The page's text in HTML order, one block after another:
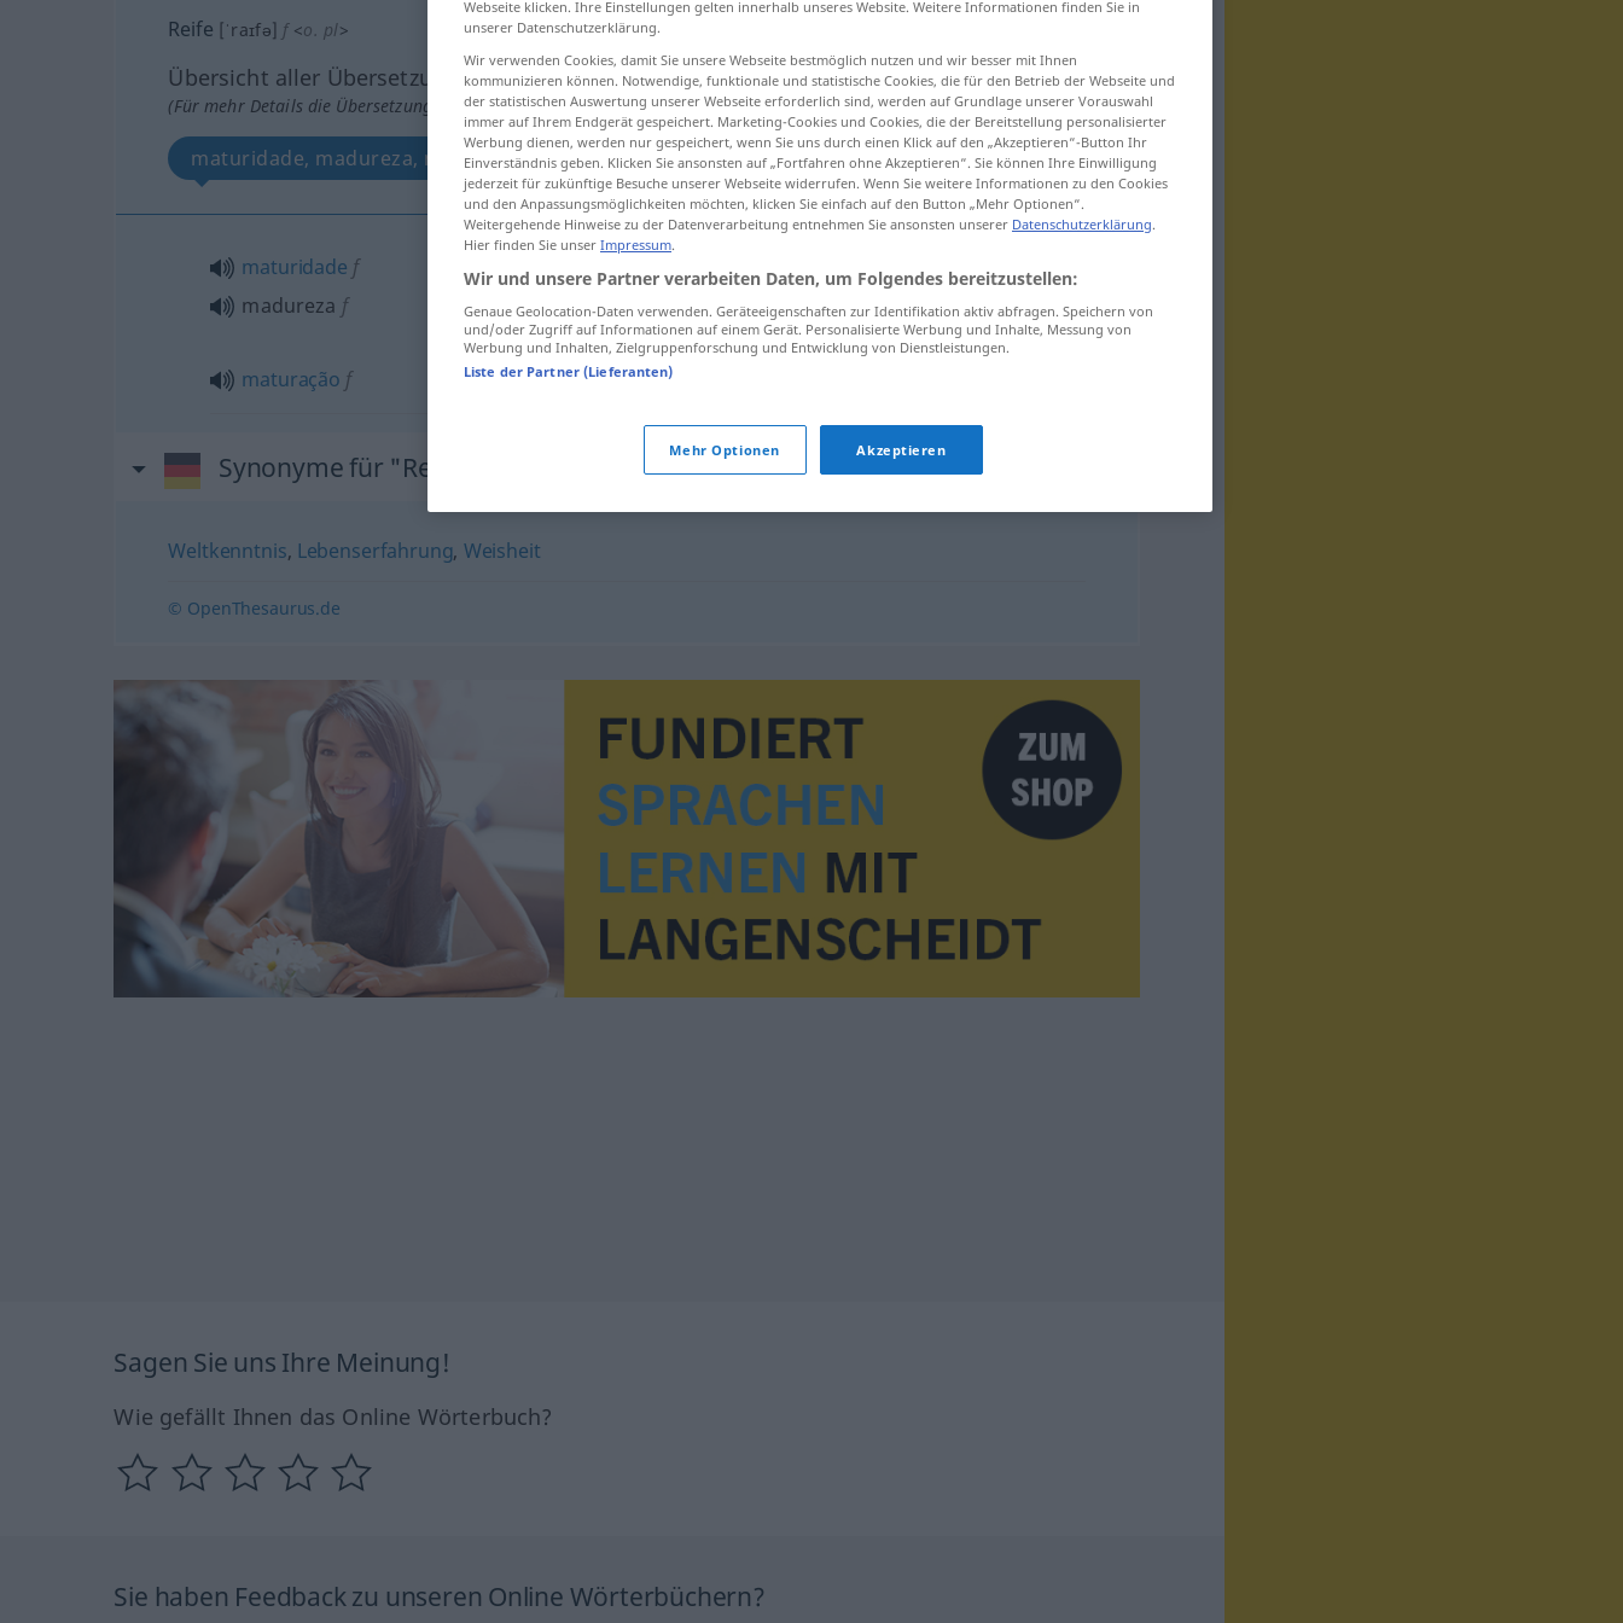
Reife [ˈraɪfə] f <o. pl>
Übersicht aller Übersetzungen
(Für mehr Details die Übersetzung anklicken/antippen)
maturidade, madureza, maturação
maturidade f
madureza f
Reife
maturação f
Synonyme für "Reife"
Weltkenntnis, Lebenserfahrung, Weisheit
© OpenThesaurus.de
Sagen Sie uns Ihre Meinung!
Wie gefällt Ihnen das Online Wörterbuch?
Sie haben Feedback zu unseren Online Wörterbüchern?
Webseite klicken. Ihre Einstellungen gelten innerhalb unseres Website. Weitere Informationen finden Sie in
unserer Datenschutzerklärung.
Wir verwenden Cookies, damit Sie unsere Webseite bestmöglich nutzen und wir besser mit Ihnen
kommunizieren können. Notwendige, funktionale und statistische Cookies, die für den Betrieb der Webseite und
der statistischen Auswertung unserer Webseite erforderlich sind, werden auf Grundlage unserer Vorauswahl
immer auf Ihrem Endgerät gespeichert. Marketing-Cookies und Cookies, die der Bereitstellung personalisierter
Werbung dienen, werden nur gespeichert, wenn Sie uns durch einen Klick auf den „Akzeptieren“-Button Ihr
Einverständnis geben. Klicken Sie ansonsten auf „Fortfahren ohne Akzeptieren“. Sie können Ihre Einwilligung
jederzeit für zukünftige Besuche unserer Webseite widerrufen. Wenn Sie weitere Informationen zu den Cookies
und den Anpassungsmöglichkeiten möchten, klicken Sie einfach auf den Button „Mehr Optionen“.
Weitergehende Hinweise zu der Datenverarbeitung entnehmen Sie ansonsten unserer Datenschutzerklärung.
Hier finden Sie unser Impressum.
Wir und unsere Partner verarbeiten Daten, um Folgendes bereitzustellen:
Genaue Geolocation-Daten verwenden. Geräteeigenschaften zur Identifikation aktiv abfragen. Speichern von
und/oder Zugriff auf Informationen auf einem Gerät. Personalisierte Werbung und Inhalte, Messung von
Werbung und Inhalten, Zielgruppenforschung und Entwicklung von Dienstleistungen.
Liste der Partner (Lieferanten)
Mehr Optionen Akzeptieren